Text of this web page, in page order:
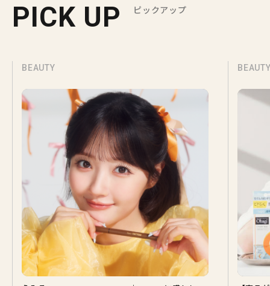
PICK UP ピックアップ
BEAUTY